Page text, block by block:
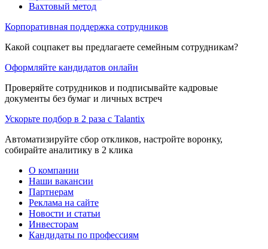
Вахтовый метод
Корпоративная поддержка сотрудников
Какой соцпакет вы предлагаете семейным сотрудникам?
Оформляйте кандидатов онлайн
Проверяйте сотрудников и подписывайте кадровые
документы без бумаг и личных встреч
Ускорьте подбор в 2 раза с Talantix
Автоматизируйте сбор откликов, настройте воронку,
собирайте аналитику в 2 клика
О компании
Наши вакансии
Партнерам
Реклама на сайте
Новости и статьи
Инвесторам
Кандидаты по профессиям